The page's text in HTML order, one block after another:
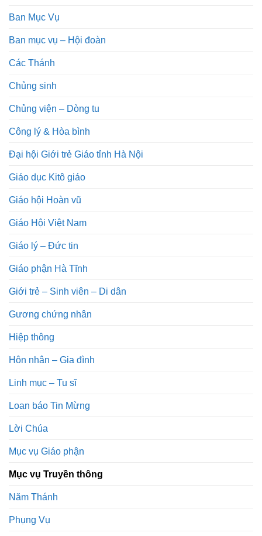
Ban Mục Vụ
Ban mục vụ – Hội đoàn
Các Thánh
Chủng sinh
Chủng viện – Dòng tu
Công lý & Hòa bình
Đại hội Giới trẻ Giáo tỉnh Hà Nội
Giáo dục Kitô giáo
Giáo hội Hoàn vũ
Giáo Hội Việt Nam
Giáo lý – Đức tin
Giáo phận Hà Tĩnh
Giới trẻ – Sinh viên – Di dân
Gương chứng nhân
Hiệp thông
Hôn nhân – Gia đình
Linh mục – Tu sĩ
Loan báo Tin Mừng
Lời Chúa
Mục vụ Giáo phận
Mục vụ Truyền thông
Năm Thánh
Phụng Vụ